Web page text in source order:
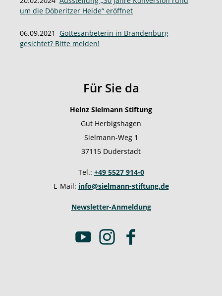
um die Döberitzer Heide“ eröffnet
06.09.2021 Gottesanbeterin in Brandenburg
gesichtet? Bitte melden!
Für Sie da
Heinz Sielmann Stiftung
Gut Herbigshagen
Sielmann-Weg 1
37115 Duderstadt
Tel.: +49 5527 914-0
E-Mail: info@sielmann-stiftung.de
Newsletter-Anmeldung
Y
I
n
F